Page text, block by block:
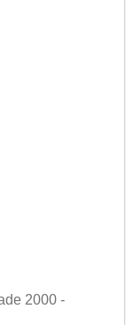
2000 -